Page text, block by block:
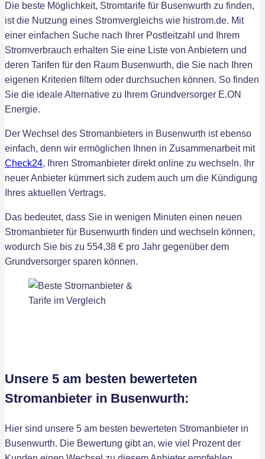
Die beste Möglichkeit, Stromtarife für Busenwurth zu finden,
ist die Nutzung eines Stromvergleichs wie histrom.de. Mit
einer einfachen Suche nach Ihrer Postleitzahl und Ihrem
Stromverbrauch erhalten Sie eine Liste von Anbietern und
deren Tarifen für den Raum Busenwurth, die Sie nach Ihren
eigenen Kriterien filtern oder durchsuchen können. So finden
Sie die ideale Alternative zu Ihrem Grundversorger E.ON
Energie.
Der Wechsel des Stromanbieters in Busenwurth ist ebenso
einfach, denn wir ermöglichen Ihnen in Zusammenarbeit mit
Check24, Ihren Stromanbieter direkt online zu wechseln. Ihr
neuer Anbieter kümmert sich zudem auch um die Kündigung
Ihres aktuellen Vertrags.
Das bedeutet, dass Sie in wenigen Minuten einen neuen
Stromanbieter für Busenwurth finden und wechseln können,
wodurch Sie bis zu 554,38 € pro Jahr gegenüber dem
Grundversorger sparen können.
Unsere 5 am besten bewerteten
Stromanbieter in Busenwurth:
Hier sind unsere 5 am besten bewerteten Stromanbieter in
Busenwurth. Die Bewertung gibt an, wie viel Prozent der